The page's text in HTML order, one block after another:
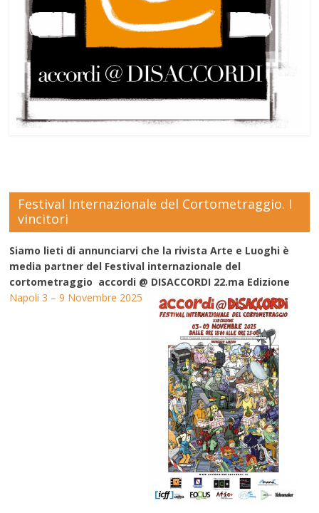
Festival Internazionale del Cortometraggio. I
vincitori
Siamo lieti di annunciarvi che la rivista Arte e Luoghi è
media partner del Festival internazionale del
cortometraggio accordi @ DISACCORDI 22.ma Edizione
Napoli 3 – 9 Novembre 2025